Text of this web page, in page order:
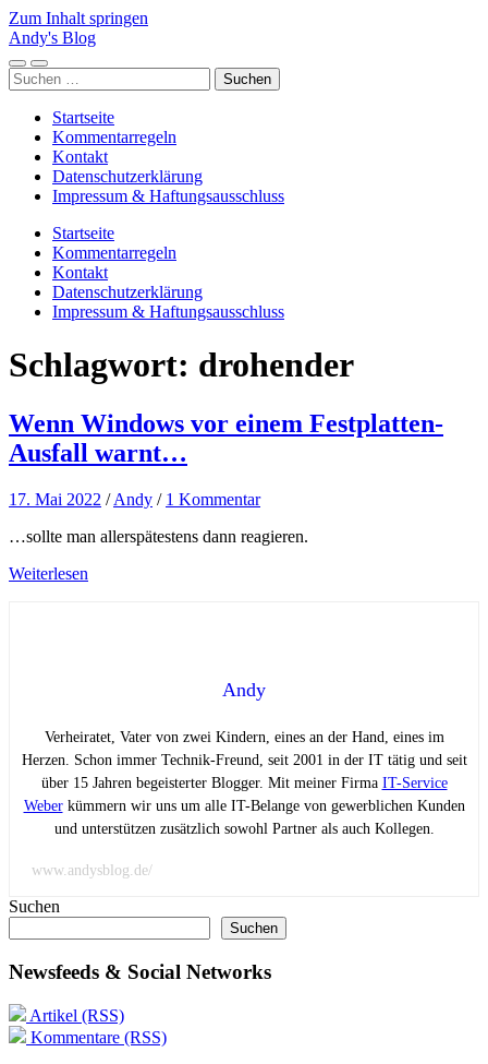
Zum Inhalt springen
Andy's Blog
Mobile-
Menü
Suchfeld
ein-/ausblenden
Suchen
nach:
Startseite
Kommentarregeln
Kontakt
Datenschutzerklärung
Impressum & Haftungsausschluss
Startseite
Kommentarregeln
Kontakt
Datenschutzerklärung
Impressum & Haftungsausschluss
Schlagwort: drohender
Wenn Windows vor einem Festplatten-
Ausfall warnt…
17. Mai 2022 /Andy / 1 Kommentar
…sollte man allerspätestens dann reagieren.
Weiterlesen
Andy
Verheiratet, Vater von zwei Kindern, eines an der Hand, eines im
Herzen. Schon immer Technik-Freund, seit 2001 in der IT tätig und seit
über 15 Jahren begeisterter Blogger. Mit meiner Firma IT-Service
Weberkümmern wir uns um alle IT-Belange von gewerblichen Kunden
und unterstützen zusätzlich sowohl Partner als auch Kollegen.
www.andysblog.de/
Suchen
Suchen
Newsfeeds & Social Networks
Artikel (RSS)
Kommentare (RSS)